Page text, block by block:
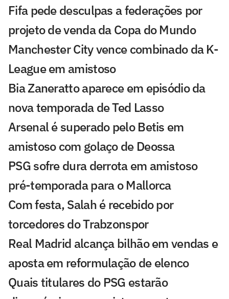
Fifa pede desculpas a federações por
projeto de venda da Copa do Mundo
Manchester City vence combinado da K-
League em amistoso
Bia Zaneratto aparece em episódio da
nova temporada de Ted Lasso
Arsenal é superado pelo Betis em
amistoso com golaço de Deossa
PSG sofre dura derrota em amistoso
pré-temporada para o Mallorca
Com festa, Salah é recebido por
torcedores do Trabzonspor
Real Madrid alcança bilhão em vendas e
aposta em reformulação de elenco
Quais titulares do PSG estarão